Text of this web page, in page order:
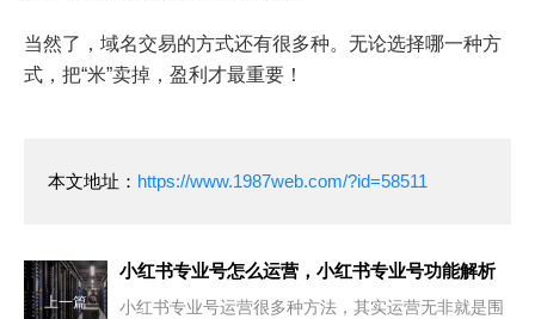
当然了，域名交易的方式还有很多种。无论选择哪一种方
式，把“米”卖掉，盈利才最重要！
本文地址： https://www.1987web.com/?id=58511
上一篇
小红书专业号怎么运营，小红书专业号功能解析
小红书专业号运营很多种方法，其实运营无非就是围